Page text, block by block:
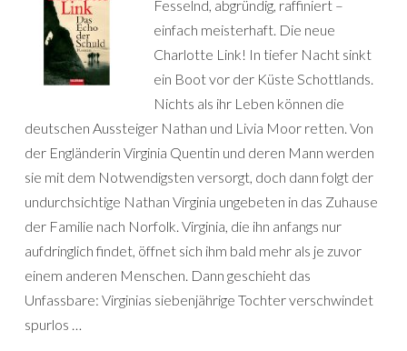
Fesselnd, abgründig, raffiniert –
einfach meisterhaft. Die neue
Charlotte Link! In tiefer Nacht sinkt
ein Boot vor der Küste Schottlands.
Nichts als ihr Leben können die
deutschen Aussteiger Nathan und Livia Moor retten. Von
der Engländerin Virginia Quentin und deren Mann werden
sie mit dem Notwendigsten versorgt, doch dann folgt der
undurchsichtige Nathan Virginia ungebeten in das Zuhause
der Familie nach Norfolk. Virginia, die ihn anfangs nur
aufdringlich findet, öffnet sich ihm bald mehr als je zuvor
einem anderen Menschen. Dann geschieht das
Unfassbare: Virginias siebenjährige Tochter verschwindet
spurlos …